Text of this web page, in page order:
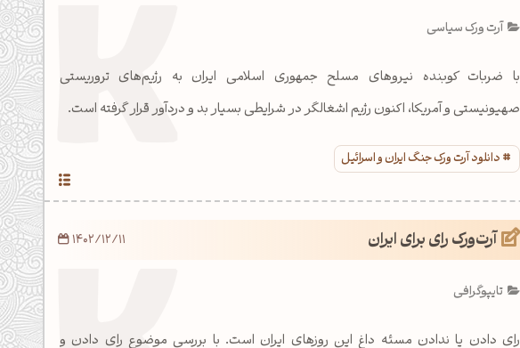
آرت ورک سیاسی
با ضربات کوبنده نیروهای مسلح جمهوری اسلامی ایران به رژیم‎‌های تروریستی
صهیونیستی و آمریکا، اکنون رژیم اشغالگر در شرایطی بسیار بد و دردآور قرار گرفته است.
دانلود آرت ورک جنگ ایران و اسرائیل
آرت‌ورک رای برای ایران
تایپوگرافی
رای دادن یا ندادن مسئه داغ این روزهای ایران است. با بررسی موضوع رای دادن و
1402/12/11